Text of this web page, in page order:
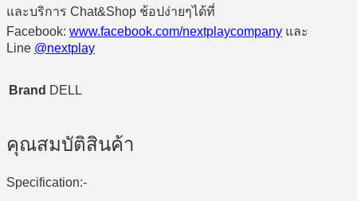
และบริการ Chat&Shop ช้อปง่ายๆได้ที่
Facebook: www.facebook.com/nextplaycompany และ
Line @nextplay
Brand DELL
คุณสมบัติสินค้า
Specification:-